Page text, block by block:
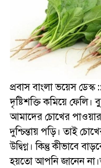
প্রবাস বাংলা ভয়েস
দৃষ্টিশক্তি কমিয়ে
আমাদের চোখের
দুশ্চিন্তায় পড়ি। তাই
উদ্বিগ্ন। কিন্তু কীভাবে
হয়তো আপনি জানেন